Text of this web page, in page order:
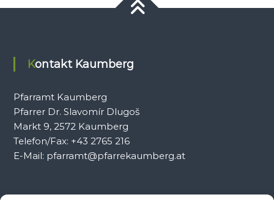
Kontakt Kaumberg
Pfarramt Kaumberg
Pfarrer Dr. Slavomír Dlugoš
Markt 9, 2572 Kaumberg
Telefon/Fax: +43 2765 216
E-Mail: pfarramt@pfarrekaumberg.at